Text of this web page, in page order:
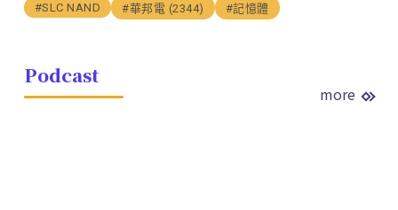
#SLC NAND
#華邦電 (2344) #記憶體
Podcast
more